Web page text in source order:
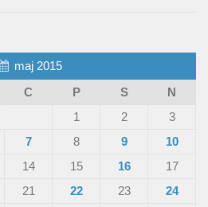
maj 2015
C P S
N
1
2
3
7 8 9
10
14 15 16
17
21 22 23
24